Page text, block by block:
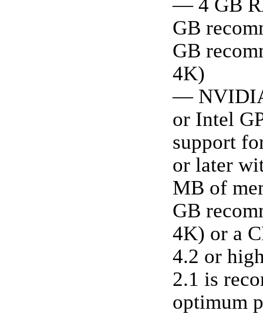
— 4 GB
GB
GB
4K)
—
or Intel
support
or later
MB of
GB
4K) or a
4.2 or
2.1 is
optimum